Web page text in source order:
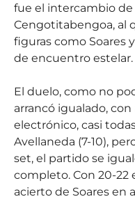
fue el intercambio
Cengotitabengoa, al
figuras como Soares
de encuentro estelar.
El duelo, como no
arrancó igualado,
electrónico, casi
Avellaneda (7-10),
set, el partido se
completo. Con 20-22
acierto de Soares en